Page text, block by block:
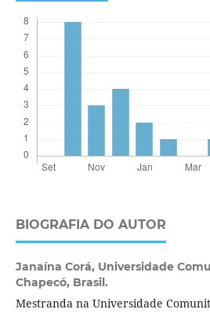
BIOGRAFIA DO AUTOR
Janaína Corá, Universidade
Chapecó, Brasil.
Mestranda na Universidade